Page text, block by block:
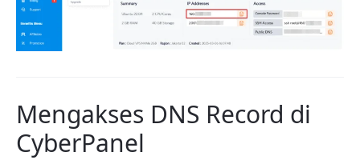
Mengakses DNS Record di
CyberPanel